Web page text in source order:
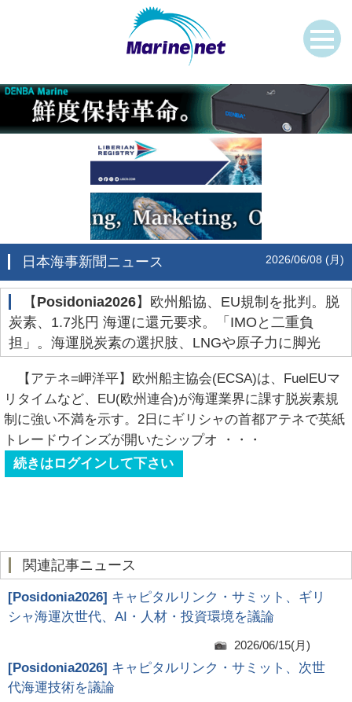
日本海事新聞ニュース 2026/06/08 (月)
‌【 Posidonia2026】欧州船協、EU規制を批判。脱
炭素、1.7兆円 海運に還元要求。「IMOと二重負
担」。海運脱炭素の選択肢、LNGや原子力に脚光
【アテネ=岬洋平】欧州船主協会(ECSA)は、FuelEUマ
リタイムなど、EU(欧州連合)が海運業界に課す脱炭素規
制に強い不満を示す。2日にギリシャの首都アテネで英紙
トレードウインズが開いたシップオ
・・・
続きはログインして下さい
関連記事ニュース
[Posidonia2026] キャピタルリンク・サミット、ギリ
シャ海運次世代、AI・人材・投資環境を議論
2026/06/15(月)
[Posidonia2026] キャピタルリンク・サミット、次世
代海運技術を議論